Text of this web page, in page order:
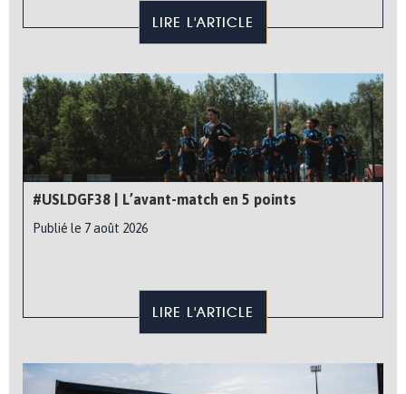
LIRE L'ARTICLE
#USLDGF38 | L’avant-match en 5 points
Publié le 7 août 2026
LIRE L'ARTICLE